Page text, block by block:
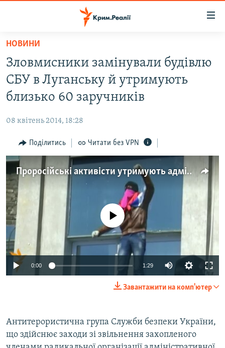
Перейти
основного
матеріалу
Перейти
до
основної
Перейти
до
пошуку
ВІДЕО ТА ФОТО
БЛОГИ
ПОГЛЯД
ІНТЕРВ'Ю
ВСЕ ЗА ДЕНЬ
СПЕЦПРОЕКТИ
ДЕПОРТАЦІЯ
ВІДЕОУРОКИ «ELIFBE»
СВІДЧЕННЯ ОКУПАЦІЇ
УКРАЇНСЬКА ПРОБЛЕМА КРИМУ
ЯК ОБІЙТИ БЛОКУВАННЯ
Русский
Qırımtatar
Усі сайти RFE/RL
НОВИНИ
Зловмисники замінували будівлю
СБУ в Луганську й утримують
близько 60 заручників
08 квітень 2014, 18:28
Поділитись Читати без VPN
Проросійські активісти утримують адміністративні будівлі у Луганську
No media source currently available
0:00 1:29
Завантажити на комп'ютер
Антитерористична група Служби безпеки України,
що здійснює заходи зі звільнення захопленого